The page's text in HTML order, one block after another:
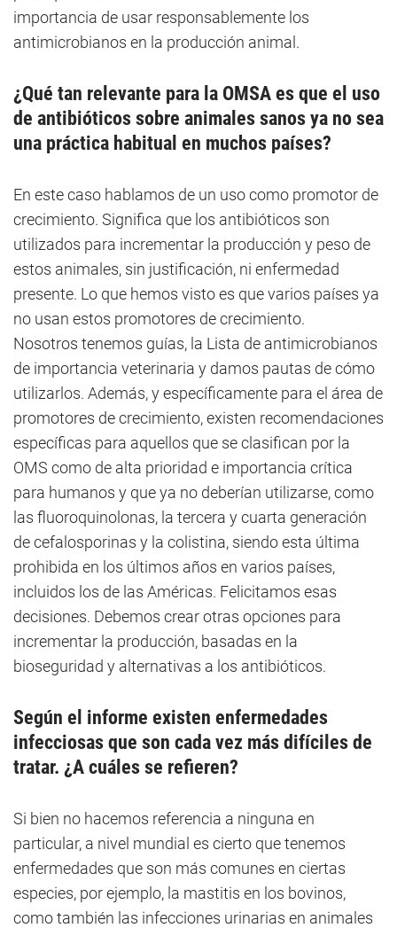
importancia de usar responsablemente los
antimicrobianos en la producción animal.
¿Qué tan relevante para la OMSA es que el uso
de antibióticos sobre animales sanos ya no sea
una práctica habitual en muchos países?
En este caso hablamos de un uso como promotor de
crecimiento. Significa que los antibióticos son
utilizados para incrementar la producción y peso de
estos animales, sin justificación, ni enfermedad
presente. Lo que hemos visto es que varios países ya
no usan estos promotores de crecimiento.
Nosotros tenemos guías, la Lista de antimicrobianos
de importancia veterinaria y damos pautas de cómo
utilizarlos. Además, y específicamente para el área de
promotores de crecimiento, existen recomendaciones
específicas para aquellos que se clasifican por la
OMS como de alta prioridad e importancia crítica
para humanos y que ya no deberían utilizarse, como
las fluoroquinolonas, la tercera y cuarta generación
de cefalosporinas y la colistina, siendo esta última
prohibida en los últimos años en varios países,
incluidos los de las Américas. Felicitamos esas
decisiones. Debemos crear otras opciones para
incrementar la producción, basadas en la
bioseguridad y alternativas a los antibióticos.
Según el informe existen enfermedades
infecciosas que son cada vez más difíciles de
tratar. ¿A cuáles se refieren?
Si bien no hacemos referencia a ninguna en
particular, a nivel mundial es cierto que tenemos
enfermedades que son más comunes en ciertas
especies, por ejemplo, la mastitis en los bovinos,
como también las infecciones urinarias en animales